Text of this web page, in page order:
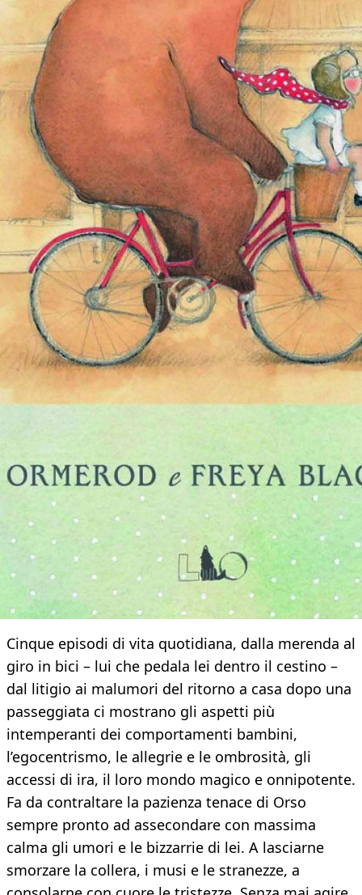
Cinque episodi di vita quotidiana, dalla merenda al
giro in bici – lui che pedala lei dentro il cestino –
dal litigio ai malumori del ritorno a casa dopo una
passeggiata ci mostrano gli aspetti più
intemperanti dei comportamenti bambini,
l’egocentrismo, le allegrie e le ombrosità, gli
accessi di ira, il loro mondo magico e onnipotente.
Fa da contraltare la pazienza tenace di Orso
sempre pronto ad assecondare con massima
calma gli umori e le bizzarrie di lei. A lasciarne
smorzare la collera, i musi e le stranezze, a